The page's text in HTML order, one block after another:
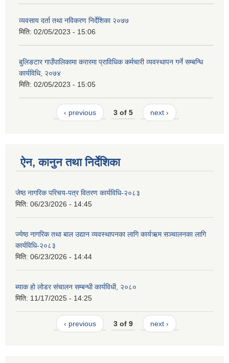
व्यवसाय दर्ता तथा नविकरण निर्देशिका २०७७
मिति: 02/05/2023 - 15:06
बुलिङटार गाउँपालिकामा करारमा प्राविधिक कर्मचारी व्यवस्थापन गर्ने सम्बन्धि
कार्यविधि, २०७४
मिति: 02/05/2023 - 15:05
‹ previous 3 of 5 next ›
ऐन, कानुन तथा निर्देशिका
जेष्ठ नागरिक परिचय-पत्र वितरण कार्यविधि-२०८३
मिति: 06/23/2026 - 14:45
ज्येष्ठ नागरिक तथा बाल उद्यान व्यवस्थापनका लागि कार्यऋम सञ्चालनका लागि
कार्यविधि-२०८३
मिति: 06/23/2026 - 14:44
ब्याक हो लोडर संचालन सम्बन्धी कार्यविधी, २०८०
मिति: 11/17/2025 - 14:25
‹ previous 3 of 9 next ›